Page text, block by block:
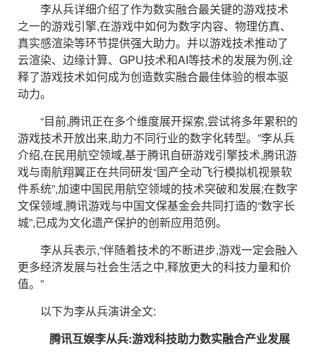
李从兵详细介绍了作为数实融合最关键的游戏技术
之一的游戏引擎,在游戏中如何为数字内容、物理仿真、
真实感渲染等环节提供强大助力。并以游戏技术推动了
云渲染、边缘计算、GPU技术和AI等技术的发展为例,诠
释了游戏技术如何成为创造数实融合最佳体验的根本驱
动力。
“目前,腾讯正在多个维度展开探索,尝试将多年累积的
游戏技术开放出来,助力不同行业的数字化转型。”李从兵
介绍,在民用航空领域,基于腾讯自研游戏引擎技术,腾讯游
戏与南航翔翼正在共同研发“国产全动飞行模拟机视景软
件系统”,加速中国民用航空领域的技术突破和发展;在数字
文保领域,腾讯游戏与中国文保基金会共同打造的“数字长
城”,已成为文化遗产保护的创新应用范例。
李从兵表示,“伴随着技术的不断进步,游戏一定会融入
更多经济发展与社会生活之中,释放更大的科技力量和价
值。”
以下为李从兵演讲全文:
腾讯互娱李从兵:游戏科技助力数实融合产业发展